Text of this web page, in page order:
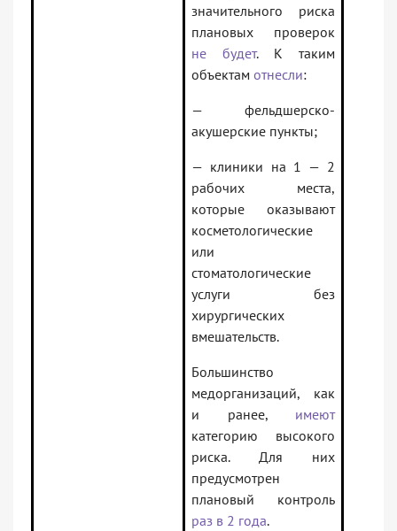
значительного риска
плановых проверок
не будет. К таким
объектам отнесли:
— фельдшерско-
акушерские пункты;
— клиники на 1 — 2
рабочих места,
которые оказывают
косметологические
или
стоматологические
услуги без
хирургических
вмешательств.
Большинство
медорганизаций, как
и ранее, имеют
категорию высокого
риска. Для них
предусмотрен
плановый контроль
раз в 2 года.